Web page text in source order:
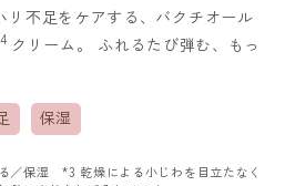
リ不足をケアする、バクチオール
クリーム。 ふれるたび弾む、もっ
保湿
／保湿 *3 乾燥による小じわを目立たなく